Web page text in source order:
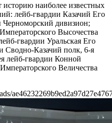
историю наиболее известных
лейб-гвардии Казачий Его
Черноморский дивизион;
Высочества
гвардии Уральская Его
Сводно-Казачий полк, 6-я
лейб-гвардии Конной
Величества